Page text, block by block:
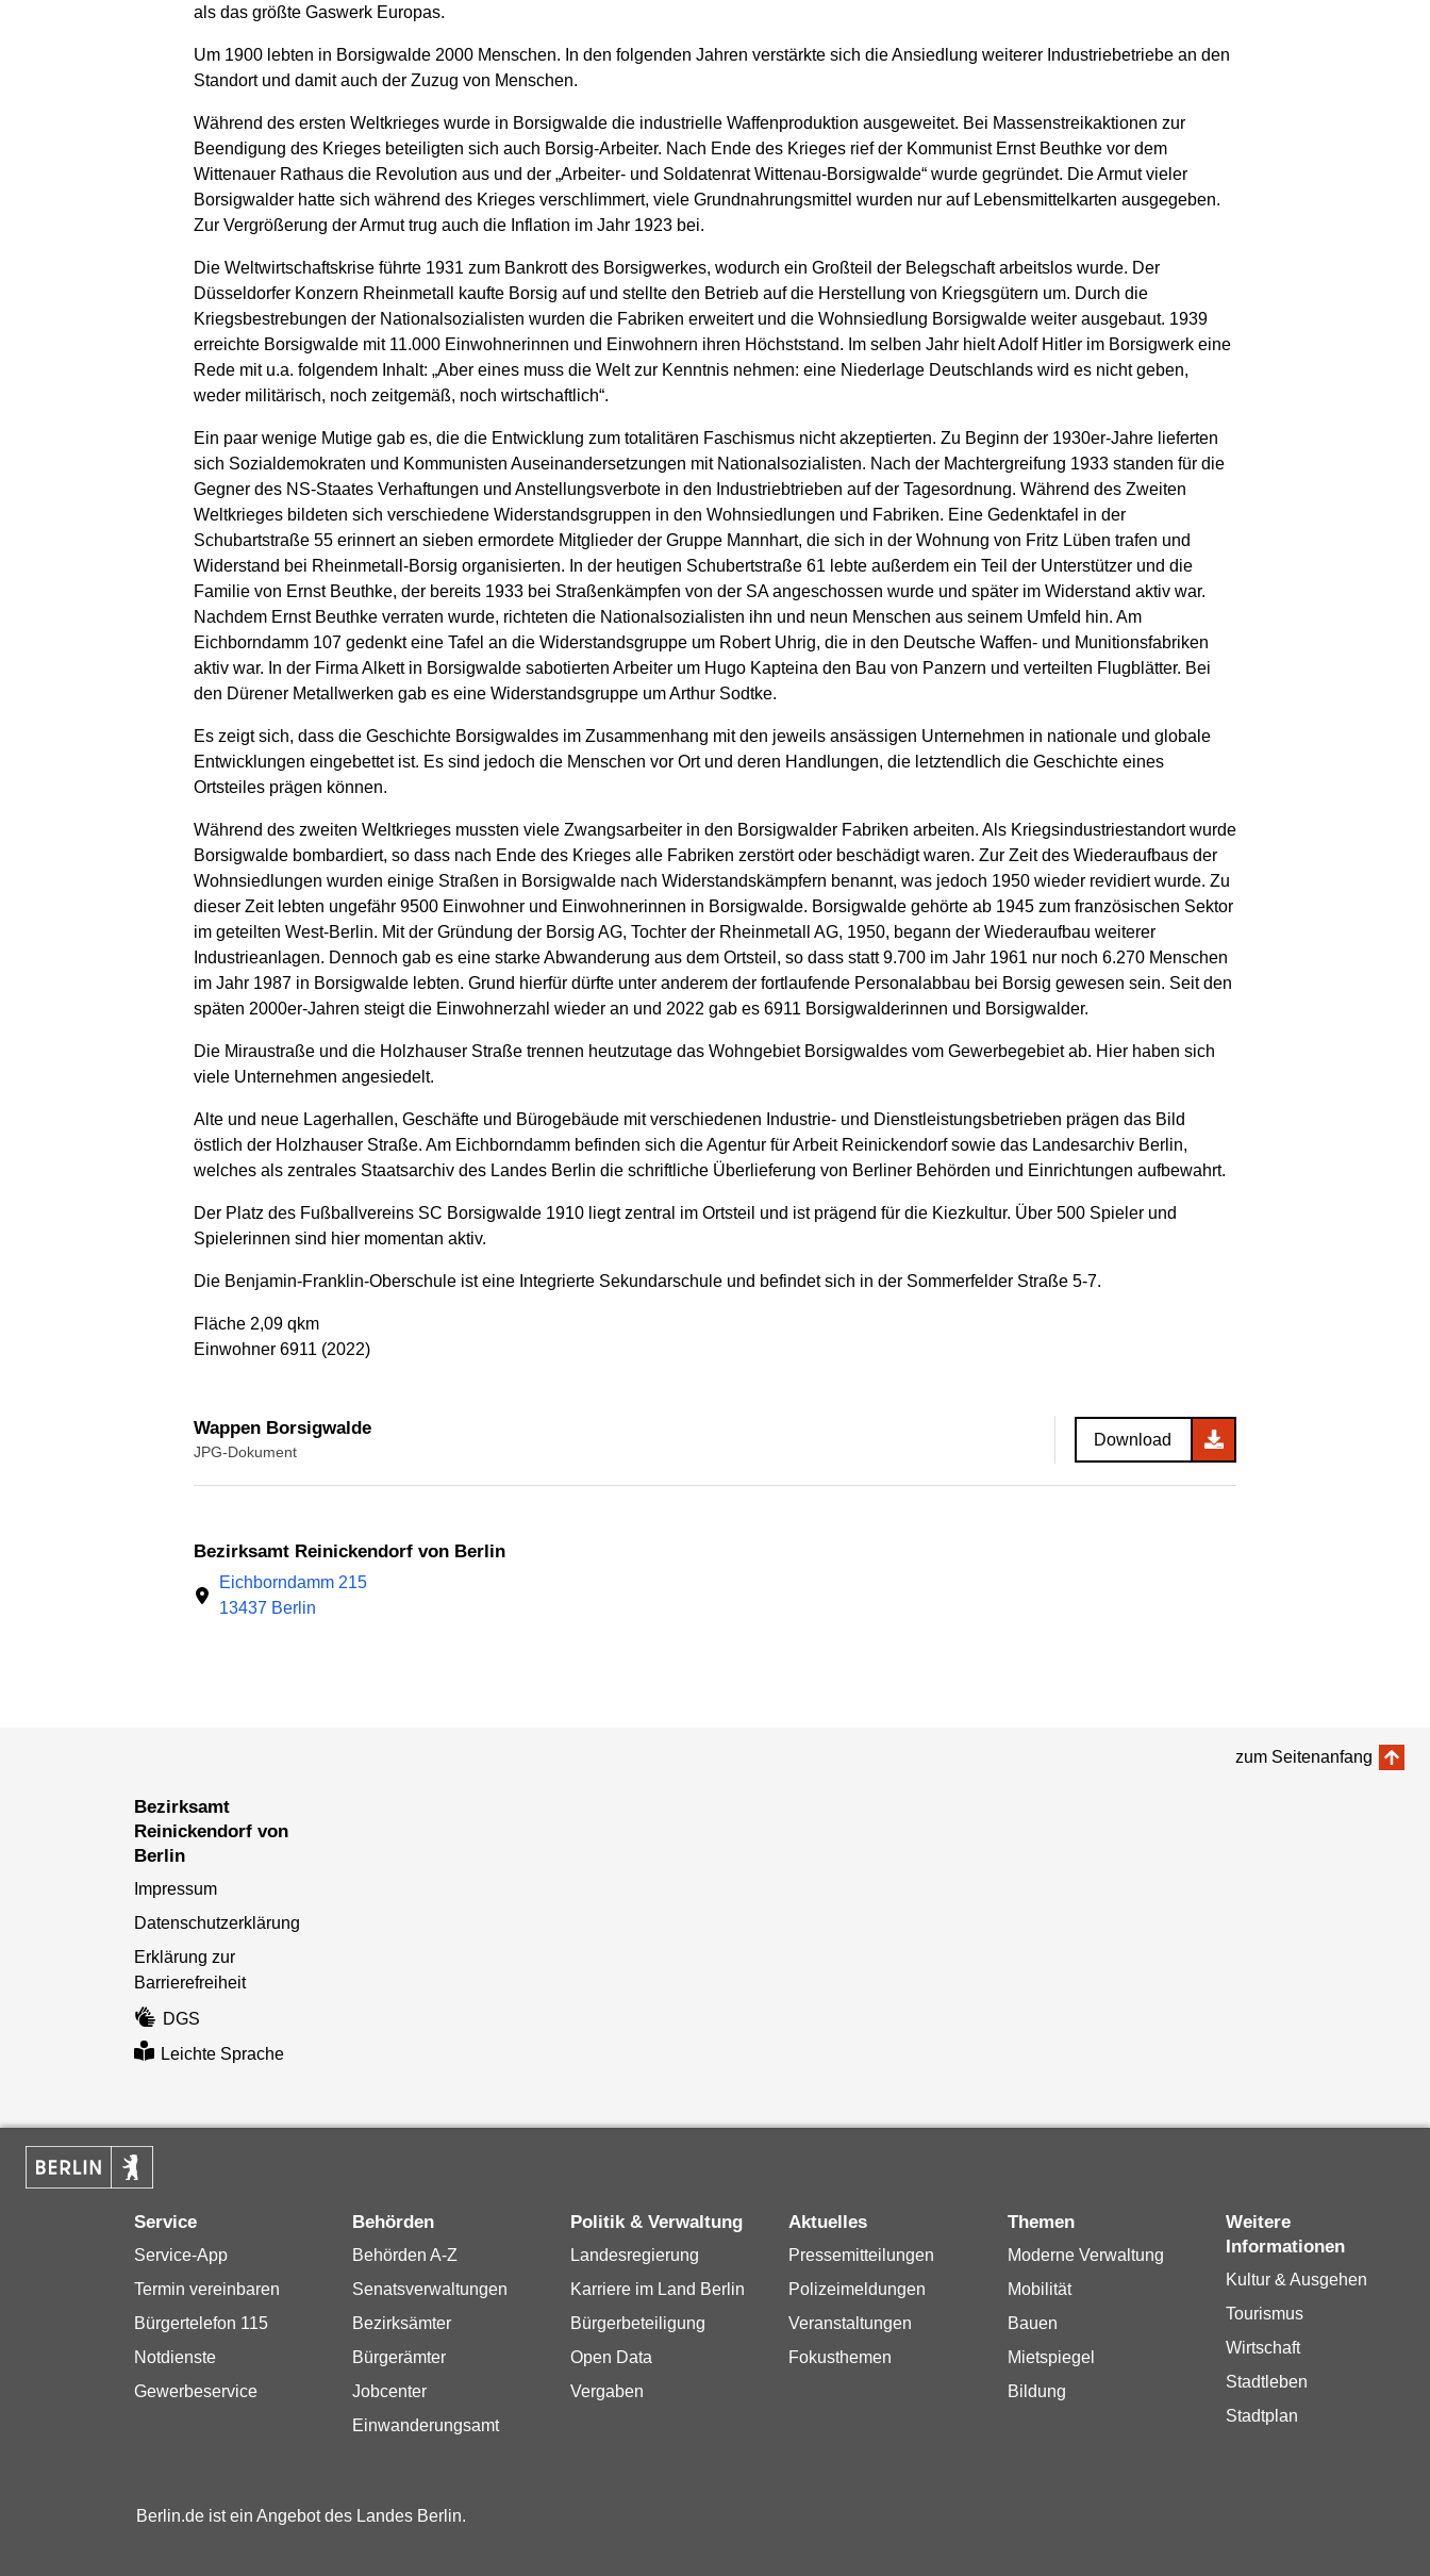
als das größte Gaswerk Europas.
Um 1900 lebten in Borsigwalde 2000 Menschen. In den folgenden Jahren verstärkte sich die Ansiedlung weiterer Industriebetriebe an den
Standort und damit auch der Zuzug von Menschen.
Während des ersten Weltkrieges wurde in Borsigwalde die industrielle Waffenproduktion ausgeweitet. Bei Massenstreikaktionen zur
Beendigung des Krieges beteiligten sich auch Borsig-Arbeiter. Nach Ende des Krieges rief der Kommunist Ernst Beuthke vor dem
Wittenauer Rathaus die Revolution aus und der „Arbeiter- und Soldatenrat Wittenau-Borsigwalde“ wurde gegründet. Die Armut vieler
Borsigwalder hatte sich während des Krieges verschlimmert, viele Grundnahrungsmittel wurden nur auf Lebensmittelkarten ausgegeben.
Zur Vergrößerung der Armut trug auch die Inflation im Jahr 1923 bei.
Die Weltwirtschaftskrise führte 1931 zum Bankrott des Borsigwerkes, wodurch ein Großteil der Belegschaft arbeitslos wurde. Der
Düsseldorfer Konzern Rheinmetall kaufte Borsig auf und stellte den Betrieb auf die Herstellung von Kriegsgütern um. Durch die
Kriegsbestrebungen der Nationalsozialisten wurden die Fabriken erweitert und die Wohnsiedlung Borsigwalde weiter ausgebaut. 1939
erreichte Borsigwalde mit 11.000 Einwohnerinnen und Einwohnern ihren Höchststand. Im selben Jahr hielt Adolf Hitler im Borsigwerk eine
Rede mit u.a. folgendem Inhalt: „Aber eines muss die Welt zur Kenntnis nehmen: eine Niederlage Deutschlands wird es nicht geben,
weder militärisch, noch zeitgemäß, noch wirtschaftlich“.
Ein paar wenige Mutige gab es, die die Entwicklung zum totalitären Faschismus nicht akzeptierten. Zu Beginn der 1930er-Jahre lieferten
sich Sozialdemokraten und Kommunisten Auseinandersetzungen mit Nationalsozialisten. Nach der Machtergreifung 1933 standen für die
Gegner des NS-Staates Verhaftungen und Anstellungsverbote in den Industriebtrieben auf der Tagesordnung. Während des Zweiten
Weltkrieges bildeten sich verschiedene Widerstandsgruppen in den Wohnsiedlungen und Fabriken. Eine Gedenktafel in der
Schubartstraße 55 erinnert an sieben ermordete Mitglieder der Gruppe Mannhart, die sich in der Wohnung von Fritz Lüben trafen und
Widerstand bei Rheinmetall-Borsig organisierten. In der heutigen Schubertstraße 61 lebte außerdem ein Teil der Unterstützer und die
Familie von Ernst Beuthke, der bereits 1933 bei Straßenkämpfen von der SA angeschossen wurde und später im Widerstand aktiv war.
Nachdem Ernst Beuthke verraten wurde, richteten die Nationalsozialisten ihn und neun Menschen aus seinem Umfeld hin. Am
Eichborndamm 107 gedenkt eine Tafel an die Widerstandsgruppe um Robert Uhrig, die in den Deutsche Waffen- und Munitionsfabriken
aktiv war. In der Firma Alkett in Borsigwalde sabotierten Arbeiter um Hugo Kapteina den Bau von Panzern und verteilten Flugblätter. Bei
den Dürener Metallwerken gab es eine Widerstandsgruppe um Arthur Sodtke.
Es zeigt sich, dass die Geschichte Borsigwaldes im Zusammenhang mit den jeweils ansässigen Unternehmen in nationale und globale
Entwicklungen eingebettet ist. Es sind jedoch die Menschen vor Ort und deren Handlungen, die letztendlich die Geschichte eines
Ortsteiles prägen können.
Während des zweiten Weltkrieges mussten viele Zwangsarbeiter in den Borsigwalder Fabriken arbeiten. Als Kriegsindustriestandort wurde
Borsigwalde bombardiert, so dass nach Ende des Krieges alle Fabriken zerstört oder beschädigt waren. Zur Zeit des Wiederaufbaus der
Wohnsiedlungen wurden einige Straßen in Borsigwalde nach Widerstandskämpfern benannt, was jedoch 1950 wieder revidiert wurde. Zu
dieser Zeit lebten ungefähr 9500 Einwohner und Einwohnerinnen in Borsigwalde. Borsigwalde gehörte ab 1945 zum französischen Sektor
im geteilten West-Berlin. Mit der Gründung der Borsig AG, Tochter der Rheinmetall AG, 1950, begann der Wiederaufbau weiterer
Industrieanlagen. Dennoch gab es eine starke Abwanderung aus dem Ortsteil, so dass statt 9.700 im Jahr 1961 nur noch 6.270 Menschen
im Jahr 1987 in Borsigwalde lebten. Grund hierfür dürfte unter anderem der fortlaufende Personalabbau bei Borsig gewesen sein. Seit den
späten 2000er-Jahren steigt die Einwohnerzahl wieder an und 2022 gab es 6911 Borsigwalderinnen und Borsigwalder.
Die Miraustraße und die Holzhauser Straße trennen heutzutage das Wohngebiet Borsigwaldes vom Gewerbegebiet ab. Hier haben sich
viele Unternehmen angesiedelt.
Alte und neue Lagerhallen, Geschäfte und Bürogebäude mit verschiedenen Industrie- und Dienstleistungsbetrieben prägen das Bild
östlich der Holzhauser Straße. Am Eichborndamm befinden sich die Agentur für Arbeit Reinickendorf sowie das Landesarchiv Berlin,
welches als zentrales Staatsarchiv des Landes Berlin die schriftliche Überlieferung von Berliner Behörden und Einrichtungen aufbewahrt.
Der Platz des Fußballvereins SC Borsigwalde 1910 liegt zentral im Ortsteil und ist prägend für die Kiezkultur. Über 500 Spieler und
Spielerinnen sind hier momentan aktiv.
Die Benjamin-Franklin-Oberschule ist eine Integrierte Sekundarschule und befindet sich in der Sommerfelder Straße 5-7.
Fläche 2,09 qkm
Einwohner 6911 (2022)
Wappen Borsigwalde
JPG-Dokument
Download
Bezirksamt Reinickendorf von Berlin
Eichborndamm 215
13437 Berlin
zum Seitenanfang
Bezirksamt
Reinickendorf von
Berlin
Impressum
Datenschutzerklärung
Erklärung zur
Barrierefreiheit
DGS
Leichte Sprache
Service
Service-App
Termin vereinbaren
Bürgertelefon 115
Notdienste
Gewerbeservice
Behörden
Behörden A-Z
Senatsverwaltungen
Bezirksämter
Bürgerämter
Jobcenter
Einwanderungsamt
Politik & Verwaltung
Landesregierung
Karriere im Land Berlin
Bürgerbeteiligung
Open Data
Vergaben
Aktuelles
Pressemitteilungen
Polizeimeldungen
Veranstaltungen
Fokusthemen
Themen
Moderne Verwaltung
Mobilität
Bauen
Mietspiegel
Bildung
Weitere
Informationen
Kultur & Ausgehen
Tourismus
Wirtschaft
Stadtleben
Stadtplan
Berlin.de ist ein Angebot des Landes Berlin.